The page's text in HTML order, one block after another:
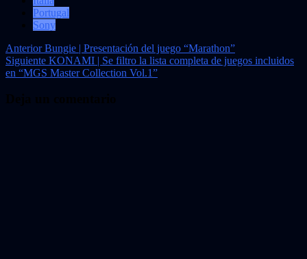
Portugal
Sony
Navegación
de
AnteriorBungie | Presentación del juego “Marathon”
Siguiente KONAMI | Se filtro la lista completa de juegos incluidos
en “MGS Master Collection Vol.1”